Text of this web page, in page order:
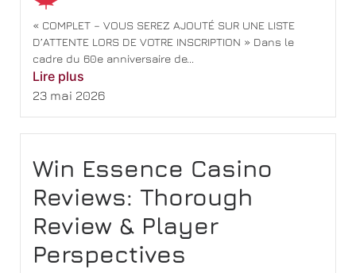
« COMPLET – VOUS SEREZ AJOUTÉ SUR UNE LISTE
D’ATTENTE LORS DE VOTRE INSCRIPTION » Dans le
cadre du 60e anniversaire de...
Lire plus
23 mai 2026
Win Essence Casino
Reviews: Thorough
Review & Player
Perspectives